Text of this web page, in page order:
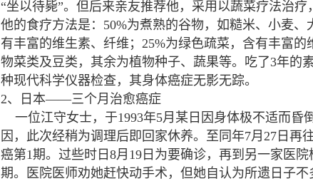
“坐以待毙”。但后来亲友推荐他，采用以蔬菜疗法治疗
他的食疗方法是：50%为煮熟的谷物，如糙米、小麦
有丰富的维生素、纤维；25%为绿色疏菜，含有丰富的
物菜类及豆类，其余为植物种子、蔬果等。吃了3年的
种现代科学仪器检查，其身体癌症无影无踪。
2、日本——三个月治愈癌症
一位江守女士，于1993年5月某日因身体极不适而昏
因，此次经稍为调理后即回家休养。至同年7月27日再
癌第1期。过些时日8月19日为要确诊，再到另一家医
期。医院医师劝她赶快动手术，但她自认为所遗日子